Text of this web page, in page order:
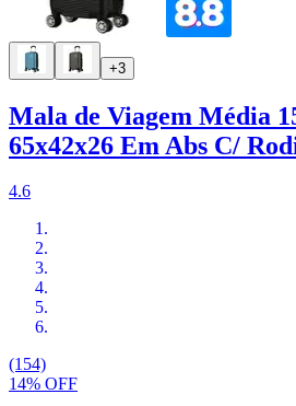
+3
Mala de Viagem Média
65x42x26 Em Abs C/
4.6
(154)
14% OFF